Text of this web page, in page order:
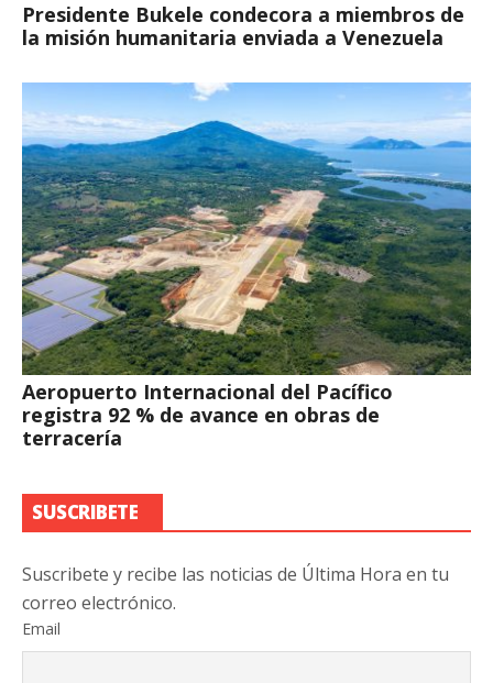
Presidente Bukele condecora a miembros de
la misión humanitaria enviada a Venezuela
Aeropuerto Internacional del Pacífico
registra 92 % de avance en obras de
terracería
SUSCRIBETE
Suscribete y recibe las noticias de Última Hora en tu
correo electrónico.
Email